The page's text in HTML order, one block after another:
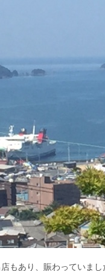
もあり、賑わっていまし